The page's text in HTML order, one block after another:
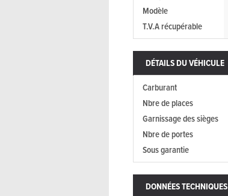
Modèle
T.V.A récupérable
DÉTAILS DU VÉHICULE
Carburant
Nbre de places
Garnissage des sièges
Nbre de portes
Sous garantie
DONNÉES TECHNIQUES